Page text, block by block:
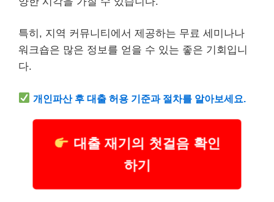
특히, 지역 커뮤니티에서 제공하는 무료 세미나나
워크숍은 많은 정보를 얻을 수 있는 좋은 기회입니
다.
개인파산 후 대출 허용 기준과 절차를 알아보세요.
대출 재기의 첫걸음 확인
하기